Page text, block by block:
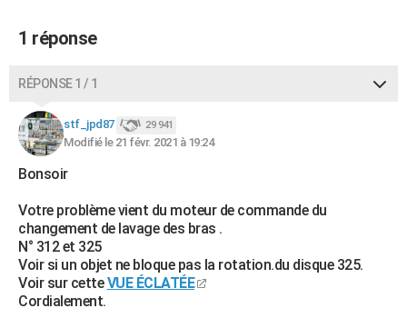
BONS PLANS
CARTE DE VOEUX
Carte de Noël
Carte Bonne année
Carte Saint-Valentin
Carte Pâques
Carte d'anniversaire
DICTIONNAIRE
Dictionnaire
Biographies
Citations
Expressions
Proverbes
PROGRAMME TV
S'inscrire
Se connecter
Lycées
Collèges
Primaires
Universités
Entreprises
Service militaire
Avis de recherche
AVIS DE DÉCÈS
FORUM
Bricolage
Lifestyle
Culture
Sport
Auto
Television
Voyage
Cinema
1 réponse
RÉPONSE 1 / 1
stf_jpd87 29 941
Modifié le 21 févr. 2021 à 19:24
Bonsoir
Votre problème vient du moteur de commande du
changement de lavage des bras .
N° 312 et 325
Voir si un objet ne bloque pas la rotation.du disque 325.
Voir sur cetteVUE ÉCLATÉE
Cordialement.